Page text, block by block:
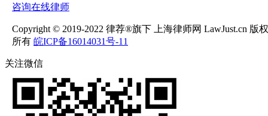
咨询在线律师
Copyright © 2019-2022 律荐®旗下 上海律师网 LawJust.cn 版权
所有 皖ICP备16014031号-11
关注微信